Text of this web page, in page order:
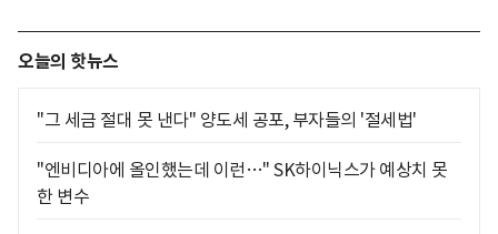
오늘의 핫뉴스
"그 세금 절대 못 낸다" 양도세 공포, 부자들의 '절세법'
"엔비디아에 올인했는데 이런…" SK하이닉스가 예상치 못
한 변수